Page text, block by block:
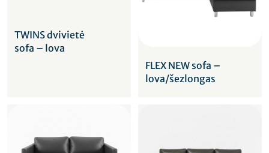
TWINS dvivietė
sofa – lova
FLEX NEW sofa –
lova/šezlongas